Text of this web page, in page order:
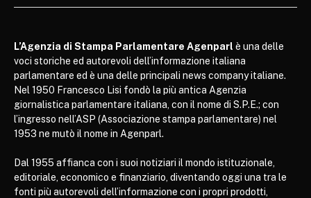
L’Agenzia di Stampa Parlamentare Agenparl è una delle
voci storiche ed autorevoli dell’informazione italiana
parlamentare ed è una delle principali news company italiane.
Nel 1950 Francesco Lisi fondò la più antica Agenzia
giornalistica parlamentare italiana, con il nome di S.P.E.; con
l’ingresso nell’ASP (Associazione stampa parlamentare) nel
1953 ne mutò il nome in Agenparl.
Dal 1955 affianca con i suoi notiziari il mondo istituzionale,
editoriale, economico e finanziario, diventando oggi una tra le
fonti più autorevoli dell’informazione con i propri prodotti,